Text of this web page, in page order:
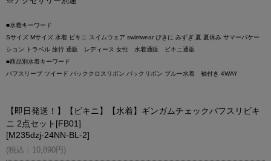
■水着キーワード
Sサイズ Mサイズ 水着 ビキニ スイムウェア swimwear びきに みずぎ 夏 夏休み サマーバケー
ション トラベル 旅行 通販 レディース 女性 水着通販 ビキニ通販
■商品別水着キーワード
パフスリーブ ツイード バッククロスリボン バックリボン ブルー水着 袖付き 4WAY